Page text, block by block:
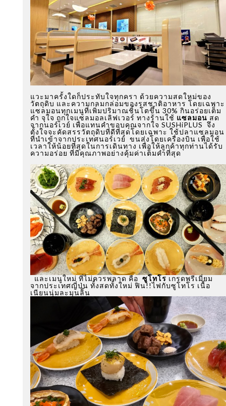
แวะมาครั้งใดก็ประทับใจทุกครา ด้วยความสดใหม่ของ
วัตถุดิบ และความกลมกล่อมของรสชาติอาหาร โดยเฉพาะ
แซลมอนทุกเมนูที่เพิ่มปริมาณชิ้นโตขึ้น 30% กินอร่อยเต็ม
คำ จุใจ ถูกใจแซลมอลเลิฟเวอร์ ทางร้านใช้ แซลมอน สด
จากนอร์เวย์ เพื่อแทนคำขอบคุณจากใจ SUSHiPLUS จึง
ตั้งใจจะคัดสรรวัตถุดิบที่ดีที่สุดโดยเฉพาะ ใช้ปลาแซลมอน
ที่นำเข้าจากประเทศนอร์เวย์ ขนส่งโดยเครื่องบิน เพื่อใช้
เวลาให้น้อยที่สุดในการเดินทาง เพื่อให้ลูกค้าทุกท่านได้รับ
ความอร่อย ที่มีคุณภาพอย่างคุ้มค่าเต็มคำที่สุด
และเมนูใหม่ ที่ไม่ควรพลาด คือ ซูโทโร เกรดพรีเมี่ยม
จากประเทศญี่ปุ่น ทั้งสดทั้งใหม่ ฟิน!!ไฟกับซูโทโร เนื้อ
เนียนนุ่มละมุนลิ้น